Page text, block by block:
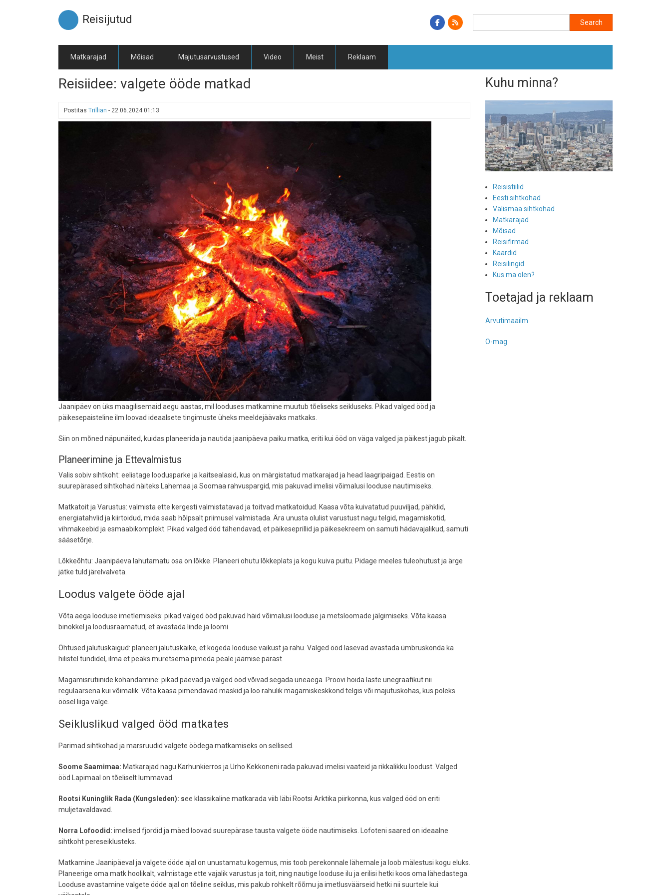
Reisijutud
Matkarajad Mõisad Majutusarvustused Video Meist Reklaam
Reisiidee: valgete ööde matkad
Postitas Trillian - 22.06.2024 01:13
Jaanipäev on üks maagilisemaid aegu aastas, mil looduses matkamine muutub tõeliseks seikluseks. Pikad valged ööd ja
päikesepaisteline ilm loovad ideaalsete tingimuste üheks meeldejäävaks matkaks.
Siin on mõned näpunäited, kuidas planeerida ja nautida jaanipäeva paiku matka, eriti kui ööd on väga valged ja päikest jagub pikalt.
Planeerimine ja Ettevalmistus
Valis sobiv sihtkoht: eelistage loodusparke ja kaitsealasid, kus on märgistatud matkarajad ja head laagripaigad. Eestis on
suurepärased sihtkohad näiteks Lahemaa ja Soomaa rahvuspargid, mis pakuvad imelisi võimalusi looduse nautimiseks.
Matkatoit ja Varustus: valmista ette kergesti valmistatavad ja toitvad matkatoidud. Kaasa võta kuivatatud puuviljad, pähklid,
energiatahvlid ja kiirtoidud, mida saab hõlpsalt priimusel valmistada. Ära unusta olulist varustust nagu telgid, magamiskotid,
vihmakeebid ja esmaabikomplekt. Pikad valged ööd tähendavad, et päikeseprillid ja päikesekreem on samuti hädavajalikud, samuti
sääsetõrje.
Lõkkeõhtu: Jaanipäeva lahutamatu osa on lõkke. Planeeri ohutu lõkkeplats ja kogu kuiva puitu. Pidage meeles tuleohutust ja ärge
jätke tuld järelvalveta.
Loodus valgete ööde ajal
Võta aega looduse imetlemiseks: pikad valged ööd pakuvad häid võimalusi looduse ja metsloomade jälgimiseks. Võta kaasa
binokkel ja loodusraamatud, et avastada linde ja loomi.
Õhtused jalutuskäigud: planeeri jalutuskäike, et kogeda looduse vaikust ja rahu. Valged ööd lasevad avastada ümbruskonda ka
hilistel tundidel, ilma et peaks muretsema pimeda peale jäämise pärast.
Magamisrutiinide kohandamine: pikad päevad ja valged ööd võivad segada uneaega. Proovi hoida laste unegraafikut nii
regulaarsena kui võimalik. Võta kaasa pimendavad maskid ja loo rahulik magamiskeskkond telgis või majutuskohas, kus poleks
öösel liiga valge.
Seikluslikud valged ööd matkates
Parimad sihtkohad ja marsruudid valgete öödega matkamiseks on sellised.
Soome Saamimaa: Matkarajad nagu Karhunkierros ja Urho Kekkoneni rada pakuvad imelisi vaateid ja rikkalikku loodust. Valged
ööd Lapimaal on tõeliselt lummavad.
Rootsi Kuninglik Rada (Kungsleden): see klassikaline matkarada viib läbi Rootsi Arktika piirkonna, kus valged ööd on eriti
muljetavaldavad.
Norra Lofoodid: imelised fjordid ja mäed loovad suurepärase tausta valgete ööde nautimiseks. Lofoteni saared on ideaalne
sihtkoht pereseiklusteks.
Matkamine Jaanipäeval ja valgete ööde ajal on unustamatu kogemus, mis toob perekonnale lähemale ja loob mälestusi kogu eluks.
Planeerige oma matk hoolikalt, valmistage ette vajalik varustus ja toit, ning nautige looduse ilu ja erilisi hetki koos oma lähedastega.
Looduse avastamine valgete ööde ajal on tõeline seiklus, mis pakub rohkelt rõõmu ja imetlusväärseid hetki nii suurtele kui
Kuhu minna?
Reisistiilid
Eesti sihtkohad
Välismaa sihtkohad
Matkarajad
Mõisad
Reisifirmad
Kaardid
Reisilingid
Kus ma olen?
Toetajad ja reklaam
Arvutimaailm
O-mag